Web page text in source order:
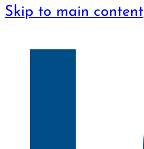
Skip to main content